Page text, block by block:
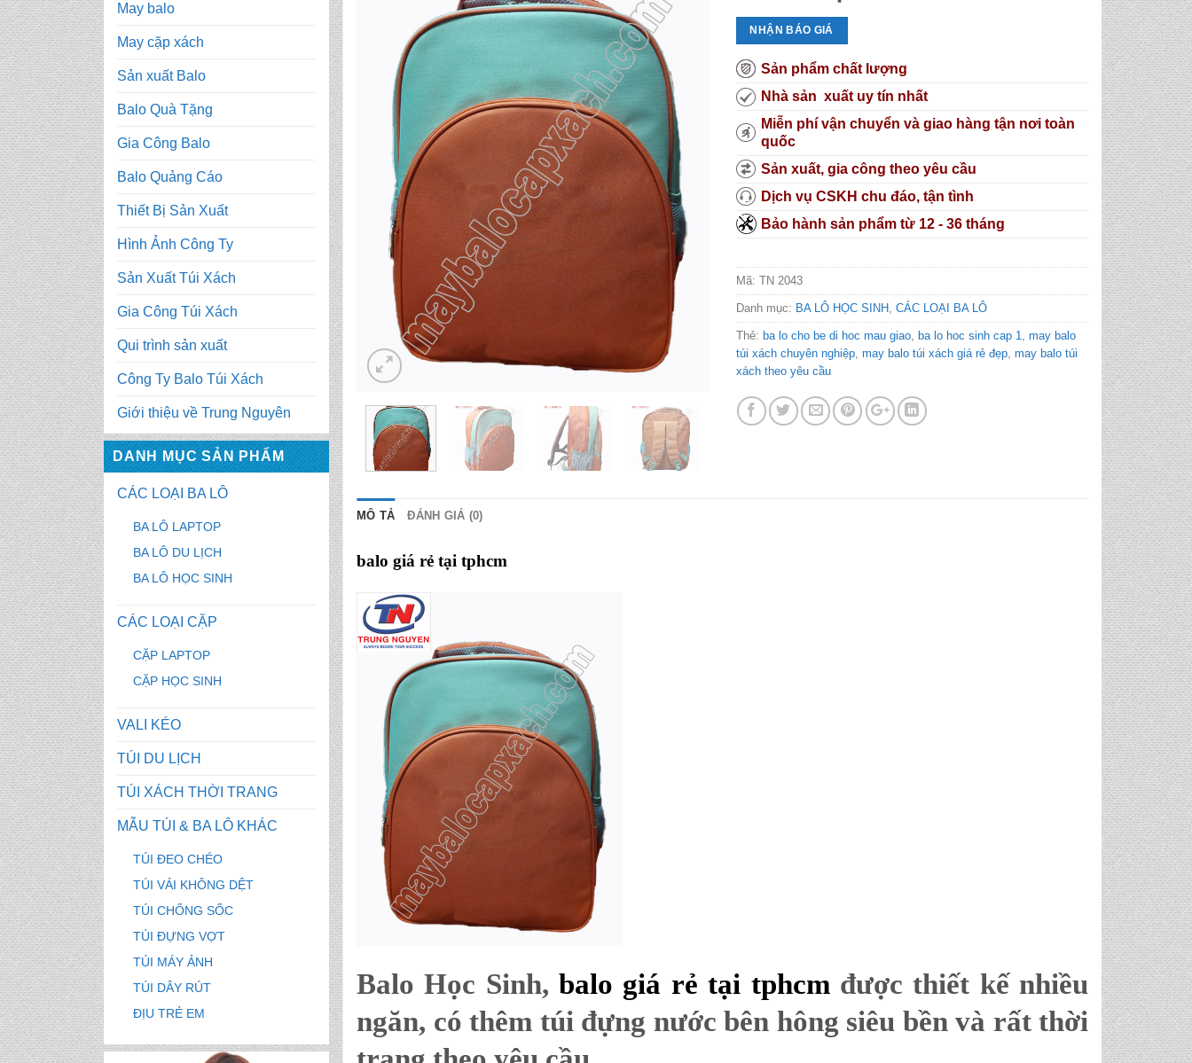
NHẬN BÁO GIÁ
Sản phẩm chất lượng
Nhà sản xuất uy tín nhất
Miễn phí vận chuyển và giao hàng tận nơi toàn
quốc
Sản xuất, gia công theo yêu cầu
Dịch vụ CSKH chu đáo, tận tình
Bảo hành sản phẩm từ 12 - 36 tháng
Mã: TN 2043
Danh mục: BA LÔ HỌC SINH , CÁC LOẠI BA LÔ
Thẻ: ba lo cho be di hoc mau giao, ba lo hoc sinh cap 1, may balo
túi xách chuyên nghiệp, may balo túi xách giá rẻ đẹp, may balo túi
xách theo yêu cầu
MÔ TẢ ĐÁNH GIÁ (0)
balo giá rẻ tại tphcm
Balo Học Sinh,balo giá rẻ tại tphcm được thiết kế nhiều
ngăn, có thêm túi đựng nước bên hông siêu bền và rất thời
May balo
May cặp xách
Sản xuất Balo
Balo Quà Tặng
Gia Công Balo
Balo Quảng Cáo
Thiết Bị Sản Xuất
Hình Ảnh Công Ty
Sản Xuất Túi Xách
Gia Công Túi Xách
Qui trình sản xuất
Công Ty Balo Túi Xách
Giới thiệu về Trung Nguyên
DANH MỤC SẢN PHẨM
CÁC LOẠI BA LÔ
BA LÔ LAPTOP
BA LÔ DU LỊCH
BA LÔ HỌC SINH
CÁC LOẠI CẶP
CẶP LAPTOP
CẶP HỌC SINH
VALI KÉO
TÚI DU LỊCH
TÚI XÁCH THỜI TRANG
MẪU TÚI & BA LÔ KHÁC
TÚI ĐEO CHÉO
TÚI VẢI KHÔNG DỆT
TÚI CHỐNG SỐC
TÚI ĐỰNG VỢT
TÚI MÁY ẢNH
TÚI DÂY RÚT
ĐỊU TRẺ EM